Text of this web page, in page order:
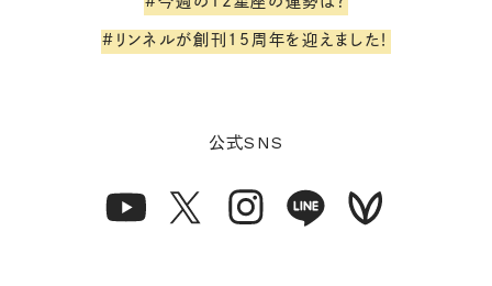
#リンネルが創刊15周年を迎えました！
公式SNS